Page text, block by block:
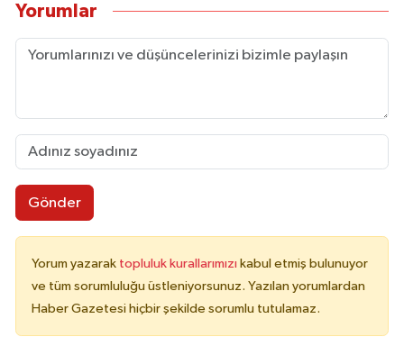
Yorumlar
Gönder
Yorum yazarak topluluk kurallarımızı kabul etmiş bulunuyor
ve tüm sorumluluğu üstleniyorsunuz. Yazılan yorumlardan
Haber Gazetesi hiçbir şekilde sorumlu tutulamaz.